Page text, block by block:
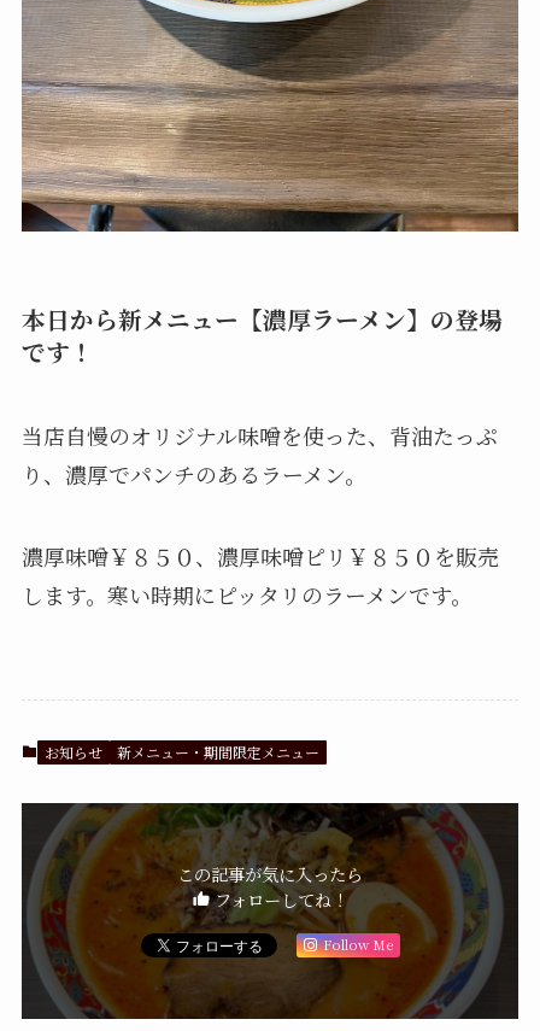
本日から新メニュー【濃厚ラーメン】の登場
です！
当店自慢のオリジナル味噌を使った、背油たっぷ
り、濃厚でパンチのあるラーメン。
濃厚味噌￥８５０、濃厚味噌ピリ￥８５０を販売
します。寒い時期にピッタリのラーメンです。
お知らせ 新メニュー・期間限定メニュー
この記事が気に入ったら
フォローしてね！
Follow Me